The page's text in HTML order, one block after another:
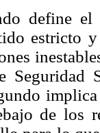
define el
estricto
Seguridad
de los